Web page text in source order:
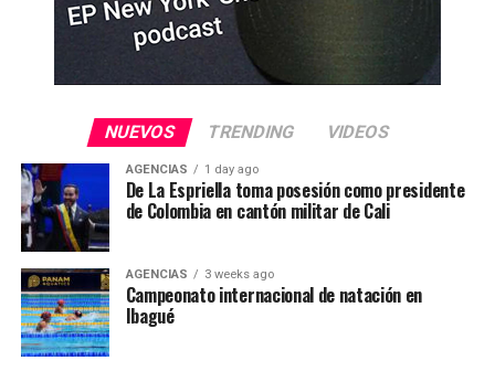
NUEVOS TRENDING VIDEOS
AGENCIAS 1 day ago
De La Espriella toma posesión como presidente
de Colombia en cantón militar de Cali
AGENCIAS 3 weeks ago
Campeonato internacional de natación en
Ibagué